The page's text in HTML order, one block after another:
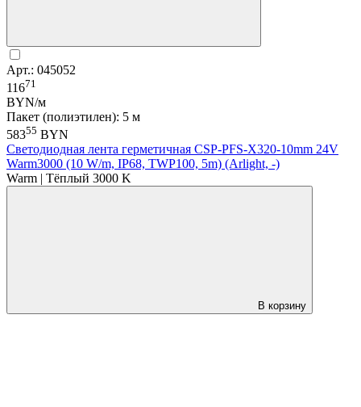
Арт.: 045052
11671
BYN/м
Пакет (полиэтилен): 5 м
58355 BYN
Светодиодная лента герметичная CSP-PFS-X320-10mm 24V
Warm3000 (10 W/m, IP68, TWP100, 5m) (Arlight, -)
Warm | Тёплый 3000 K
В корзину